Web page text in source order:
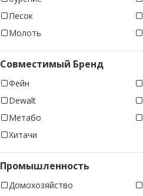
Песок
Молоть
Совместимый Бренд
Фейн
Dewalt
Метабо
Хитачи
Промышленность
Домохозяйство